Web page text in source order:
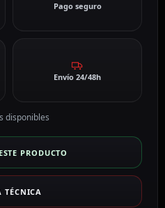
Pago seguro
Envío 24/48h
disponibles
PRODUCTO
TÉCNICA